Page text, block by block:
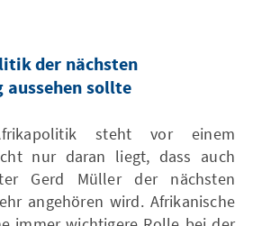
der nächsten
aussehen sollte
steht vor einem
nur daran liegt, dass auch
Gerd Müller der nächsten
angehören wird. Afrikanische